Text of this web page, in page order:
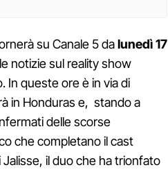
su Canale 5 dalunedì 17
notizie sul reality show
In queste ore è in via di
in Honduras e, stando a
delle scorse
che completano il cast
il duo che ha trionfato